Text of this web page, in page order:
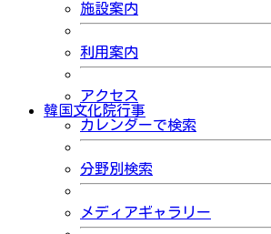
施設案内
利用案内
アクセス
韓国文化院行事
カレンダーで検索
分野別検索
メディアギャラリー